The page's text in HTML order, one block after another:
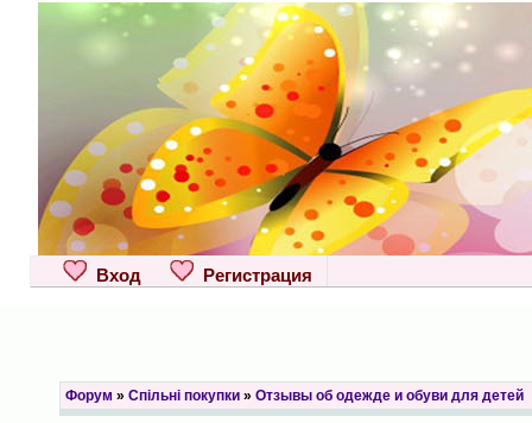
Вход Регистрация
Форум » Спільні покупки» Отзывы об одежде и обуви для детей